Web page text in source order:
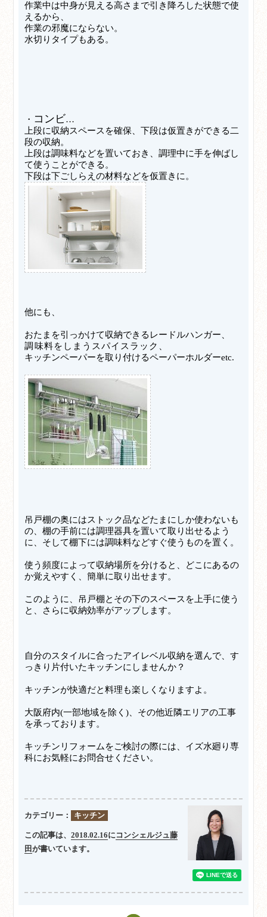
作業中は中身が見える高さまで引き降ろした状態で使
えるから、
作業の邪魔にならない。
水切りタイプもある。
・ コンビ…
上段に収納スペースを確保、下段は仮置きができる二
段の収納。
上段は調味料などを置いておき、調理中に手を伸ばし
て使うことができる。
下段は下ごしらえの材料などを仮置きに。
他にも、
おたまを引っかけて収納できるレードルハンガー、
調味料をしまうスパイスラック、
キッチンペーパーを取り付けるペーパーホルダーetc.
吊戸棚の奥にはストック品などたまにしか使わないも
の、棚の手前には調理器具を置いて取り出せるよう
に、そして棚下には調味料などすぐ使うものを置く。
使う頻度によって収納場所を分けると、どこにあるの
か覚えやすく、簡単に取り出せます。
このように、吊戸棚とその下のスペースを上手に使う
と、さらに収納効率がアップします。
自分のスタイルに合ったアイレベル収納を選んで、す
っきり片付いたキッチンにしませんか？
キッチンが快適だと料理も楽しくなりますよ。
大阪府内(一部地域を除く)、その他近隣エリアの工事
を承っております。
キッチンリフォームをご検討の際には、イズ水廻り専
科にお気軽にお問合せください。
カテゴリー： キッチン
この記事は、2018.02.16にコンシェルジュ藤
田が書いています。